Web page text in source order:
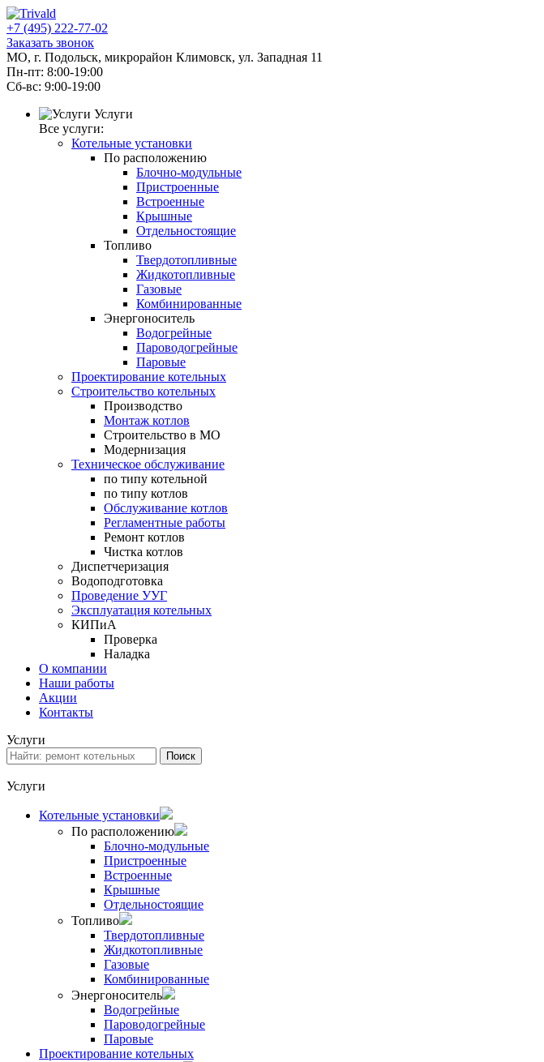
+7 (495) 222-77-02
Заказать звонок
МО, г. Подольск, микрорайон Климовск, ул. Западная 11
Пн-пт: 8:00-19:00
Cб-вс: 9:00-19:00
Услуги
Все услуги:
Котельные установки
По расположению
Блочно-модульные
Пристроенные
Встроенные
Крышные
Отдельностоящие
Топливо
Твердотопливные
Жидкотопливные
Газовые
Комбинированные
Энергоноситель
Водогрейные
Пароводогрейные
Паровые
Проектирование котельных
Строительство котельных
Производство
Монтаж котлов
Строительство в МО
Модернизация
Техническое обслуживание
по типу котельной
по типу котлов
Обслуживание котлов
Регламентные работы
Ремонт котлов
Чистка котлов
Диспетчеризация
Водоподготовка
Проведение УУГ
Эксплуатация котельных
КИПиА
Проверка
Наладка
О компании
Наши работы
Акции
Контакты
Услуги
Услуги
Котельные установки
По расположению
Блочно-модульные
Пристроенные
Встроенные
Крышные
Отдельностоящие
Топливо
Твердотопливные
Жидкотопливные
Газовые
Комбинированные
Энергоноситель
Водогрейные
Пароводогрейные
Паровые
Проектирование котельных